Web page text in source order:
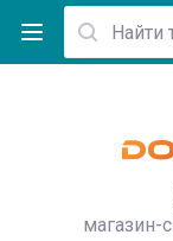
магазин-